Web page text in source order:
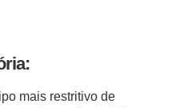
mais restritivo de